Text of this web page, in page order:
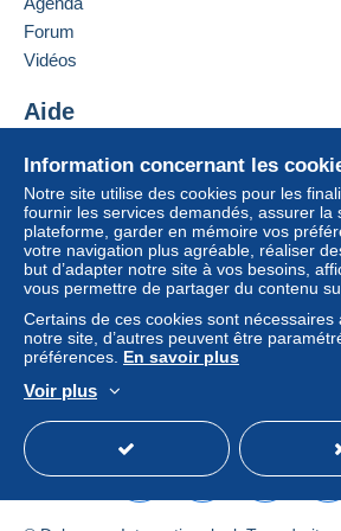
5,50 €
De 2 à 2 objets
6,50 €
De 3 à 3 objets
7,50 €
De 4 à 4 objets
De 5 à 5 objets
9,50 €
Ajouter ce vendeur à ma liste noire
Information concernant les
Notre site utilise des cookies pour les
fournir les services demandés, assurer la
plateforme, garder en mémoire vos
votre navigation plus agréable, réaliser
but d’adapter notre site à vos besoins,
vous permettre de partager du contenu
Certains de ces cookies sont
notre site, d’autres peuvent être
préférences. En savoir plus
Voir plus
Forum
Vidéos
Aide
Acheter sur Delcampe
Vendre sur Delcampe
Un site sécurisé